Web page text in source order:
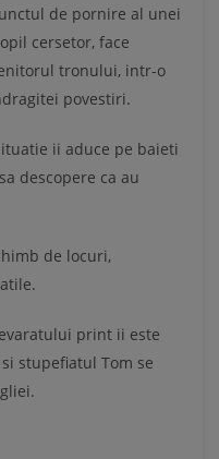
de pornire al unei
cersetor, face
tronului, intr-o
povestiri.
ii aduce pe baieti
descopere ca au
de locuri,
print ii este
stupefiatul Tom se